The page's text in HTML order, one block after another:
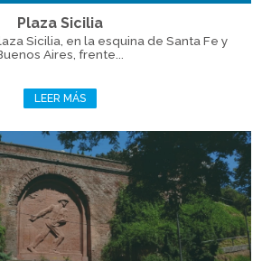
Plaza Sicilia
Sicilia, en la esquina de Santa Fe y
Aires, frente...
LEER MÁS